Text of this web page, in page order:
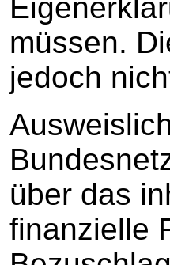
müssen.
jedoch
über das
finanzielle